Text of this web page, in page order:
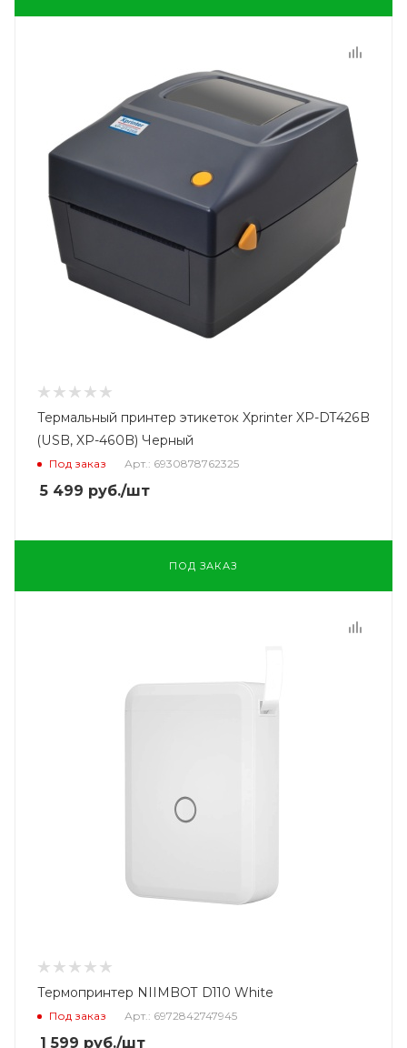
Термальный принтер этикеток Xprinter XP-DT426B
(USB, XP-460B) Черный
Под заказ Арт.: 6930878762325
5 499 руб./шт
ПОД ЗАКАЗ
Термопринтер NIIMBOT D110 White
Под заказ Арт.: 6972842747945
1 599 руб./шт